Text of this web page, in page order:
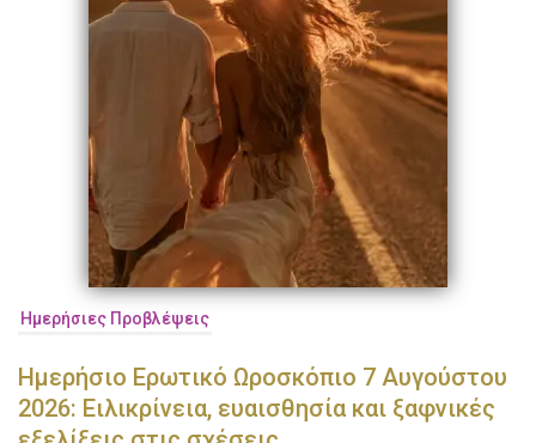
Ημερήσιες Προβλέψεις
Ημερήσιο Ερωτικό Ωροσκόπιο 7 Αυγούστου
2026: Ειλικρίνεια, ευαισθησία και ξαφνικές